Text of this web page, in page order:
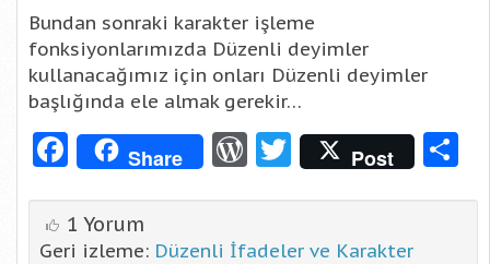
Bundan sonraki karakter işleme
fonksiyonlarımızda Düzenli deyimler
kullanacağımız için onları Düzenli deyimler
başlığında ele almak gerekir…
Facebook
Share WordPress
Twitter
Post
1 Yorum
Geri izleme: Düzenli İfadeler ve Karakter